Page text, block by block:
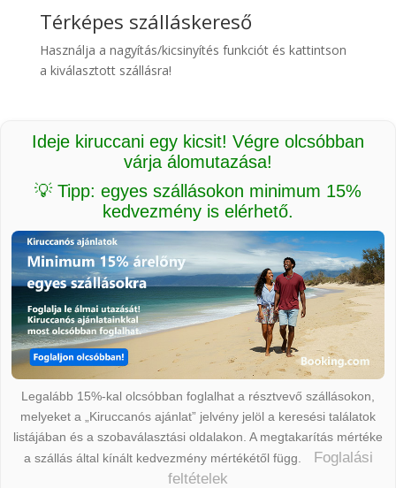
Térképes szálláskereső
Használja a nagyítás/kicsinyítés funkciót és kattintson
a kiválasztott szállásra!
Ideje kiruccani egy kicsit! Végre olcsóbban
várja álomutazása!
💡 Tipp: egyes szállásokon minimum 15%
kedvezmény is elérhető.
Legalább 15%-kal olcsóbban foglalhat a résztvevő szállásokon,
melyeket a „Kiruccanós ajánlat” jelvény jelöl a keresési találatok
listájában és a szobaválasztási oldalakon. A megtakarítás mértéke
a szállás által kínált kedvezmény mértékétől függ.
Foglalási
feltételek